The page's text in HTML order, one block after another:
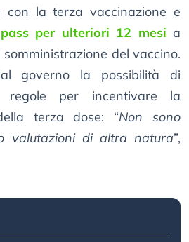
con la terza vaccinazione e
per ulteriori 12 mesi a
del vaccino.
governo la possibilità di
regole per incentivare la
terza dose: “Non sono
valutazioni di altra natura”,